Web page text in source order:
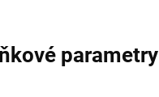
parametry